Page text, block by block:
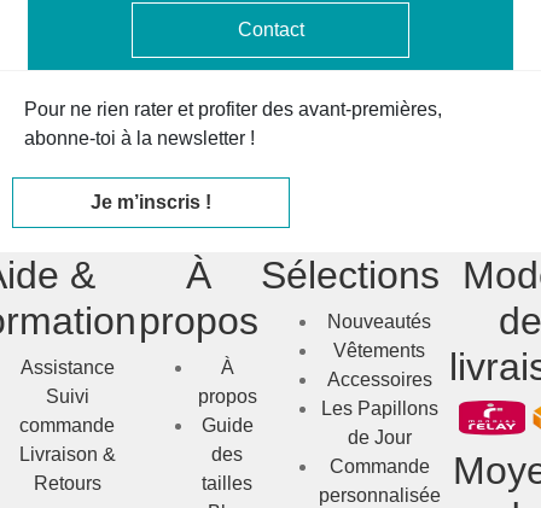
Contact
Pour ne rien rater et profiter des avant-premières,
abonne-toi à la newsletter !
Je m’inscris !
&
Assistance
Suivi
commande
Livraison &
Retours
À
propos
À
propos
Guide
des
tailles
Sélections
Nouveautés
Vêtements
Accessoires
Les Papillons
de Jour
Commande
personnalisée
de